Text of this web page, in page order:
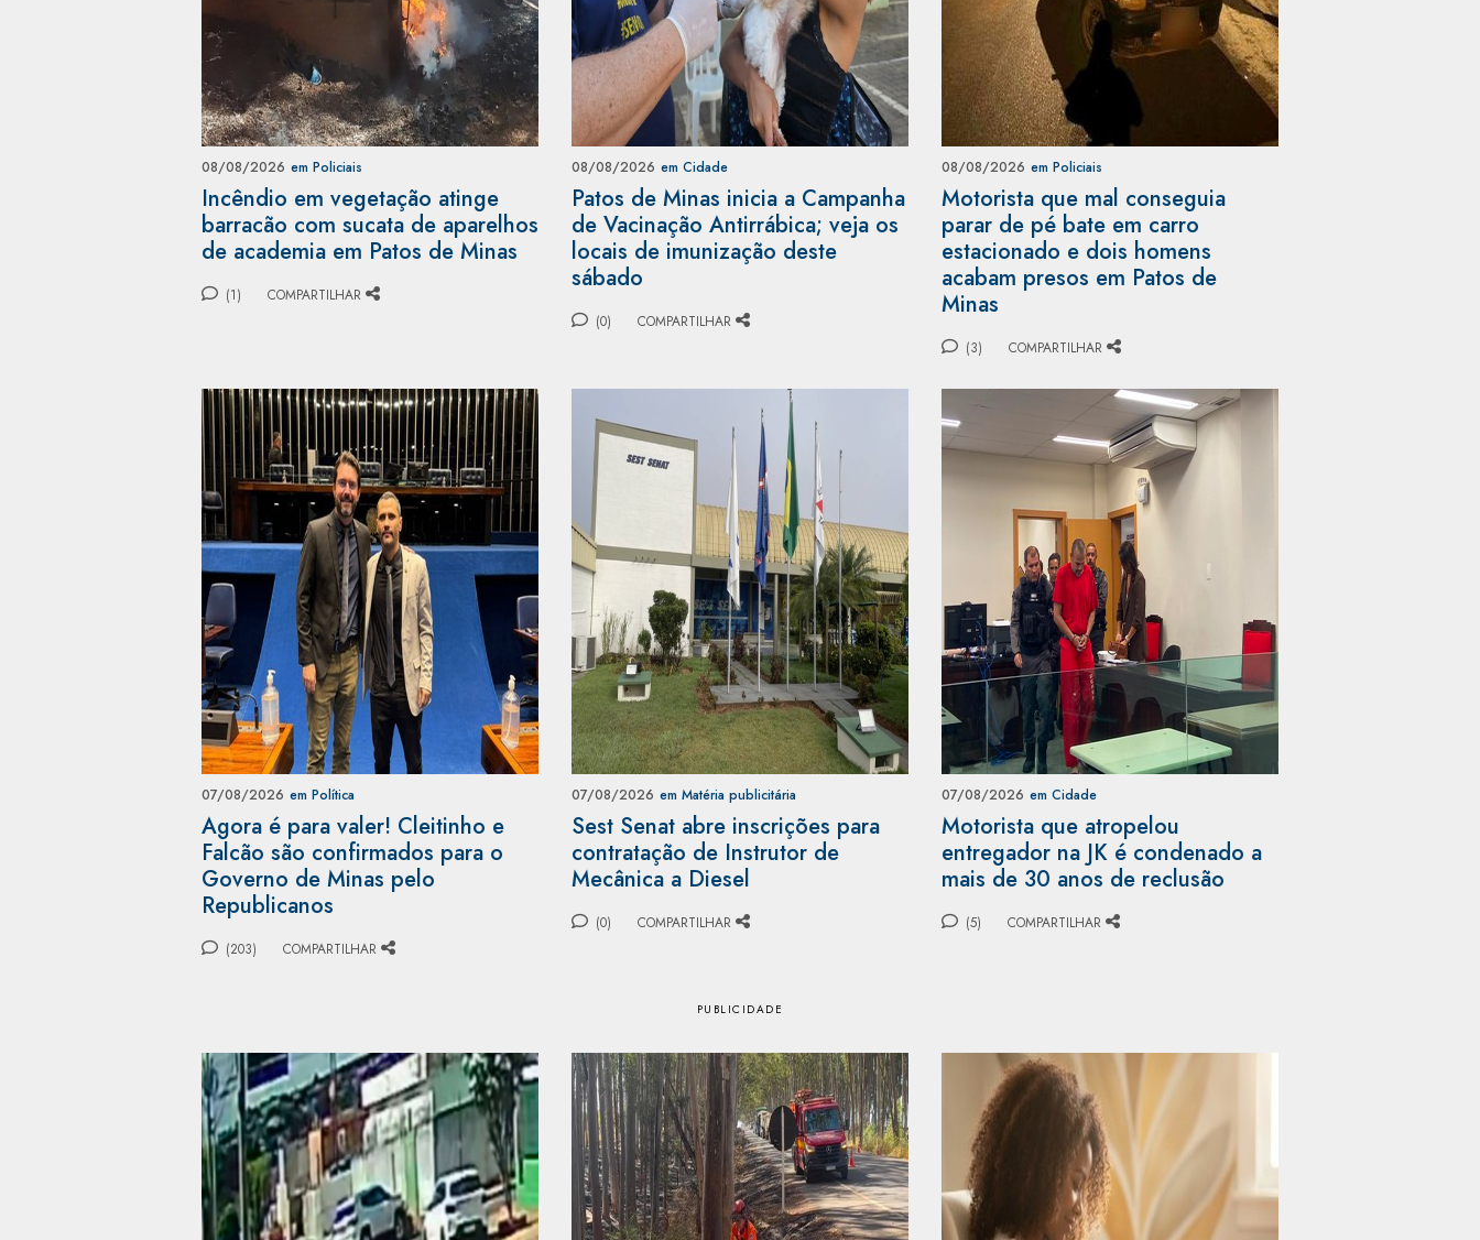
08/08/2026 em Policiais
Incêndio em vegetação atinge
barracão com sucata de aparelhos
de academia em Patos de Minas
(1) COMPARTILHAR
08/08/2026 em Cidade
Patos de Minas inicia a Campanha
de Vacinação Antirrábica; veja os
locais de imunização deste
sábado
(0) COMPARTILHAR
08/08/2026 em Policiais
Motorista que mal conseguia
parar de pé bate em carro
estacionado e dois homens
acabam presos em Patos de
Minas
(3) COMPARTILHAR
07/08/2026 em Política
Agora é para valer! Cleitinho e
Falcão são confirmados para o
Governo de Minas pelo
Republicanos
(203) COMPARTILHAR
07/08/2026 em Matéria publicitária
Sest Senat abre inscrições para
contratação de Instrutor de
Mecânica a Diesel
(0) COMPARTILHAR
07/08/2026 em Cidade
Motorista que atropelou
entregador na JK é condenado a
mais de 30 anos de reclusão
(5) COMPARTILHAR